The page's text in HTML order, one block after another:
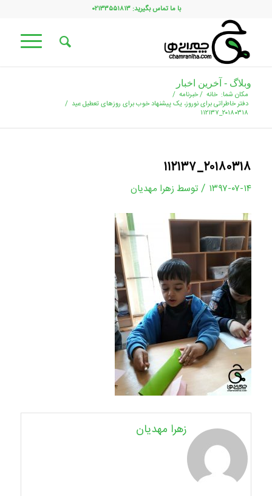
با ما تماس بگیرید: ۰۲۱۳۳۵۵۱۸۱۳
وبلاگ - آخرین اخبار
مکان شما: خانه /خبرنامه /
دفتر خاطراتی برای نوروز، یک پیشنهاد خوب برای روزهای تعطیل عید /
۲۰۱۸۰۳۱۸_۱۱۲۱۳۷
۲۰۱۸۰۳۱۸_۱۱۲۱۳۷
۱۳۹۷-۰۷-۱۴ / توسط زهرا مهدیان
زهرا مهدیان